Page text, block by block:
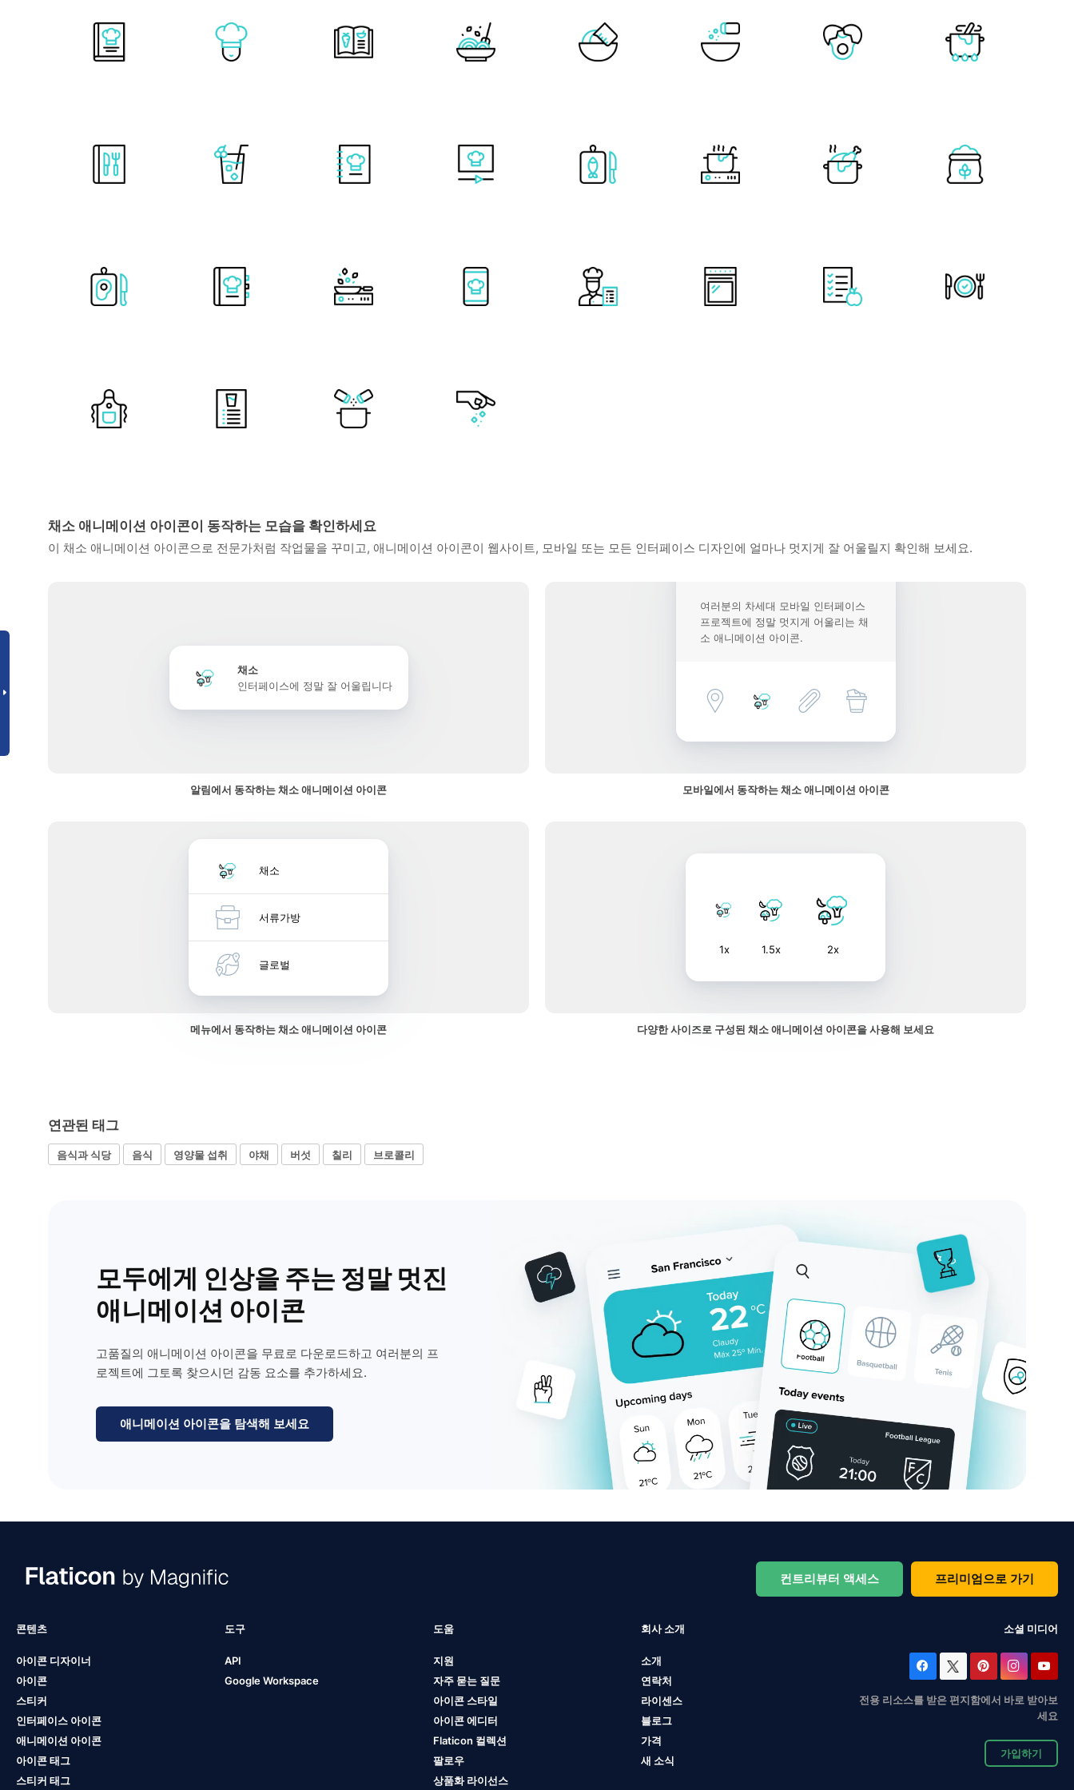
채소 애니메이션 아이콘이 동작하는 모습을 확인하세요
이 채소 애니메이션 아이콘으로 전문가처럼 작업물을 꾸미고, 애니메이션 아이콘이 웹사이트, 모바일 또는 모든 인터페이스 디자인에 얼마나 멋지게 잘 어울릴지 확인해 보세요.
채소
인터페이스에 정말 잘 어울립니다
알림에서 동작하는 채소 애니메이션 아이콘
여러분의 차세대 모바일 인터페이스
프로젝트에 정말 멋지게 어울리는 채
소 애니메이션 아이콘.
모바일에서 동작하는 채소 애니메이션 아이콘
채소
서류가방
글로벌
메뉴에서 동작하는 채소 애니메이션 아이콘
1x 1.5x 2x
다양한 사이즈로 구성된 채소 애니메이션 아이콘을 사용해 보세요
연관된 태그
음식과 식당 음식 영양물 섭취 야채 버섯 칠리 브로콜리
모두에게 인상을 주는 정말 멋진
애니메이션 아이콘
고품질의 애니메이션 아이콘을 무료로 다운로드하고 여러분의 프
로젝트에 그토록 찾으시던 감동 요소를 추가하세요.
애니메이션 아이콘을 탐색해 보세요
컨트리뷰터 액세스 프리미엄으로 가기
콘텐츠
아이콘 디자이너
아이콘
스티커
인터페이스 아이콘
애니메이션 아이콘
아이콘 태그
스티커 태그
도구
API
Google Workspace
도움
지원
자주 묻는 질문
아이콘 스타일
아이콘 에디터
Flaticon 컬렉션
팔로우
상품화 라이선스
회사 소개
소개
연락처
라이센스
블로그
가격
새 소식
소셜 미디어
전용 리소스를 받은 편지함에서 바로 받아보
세요
가입하기